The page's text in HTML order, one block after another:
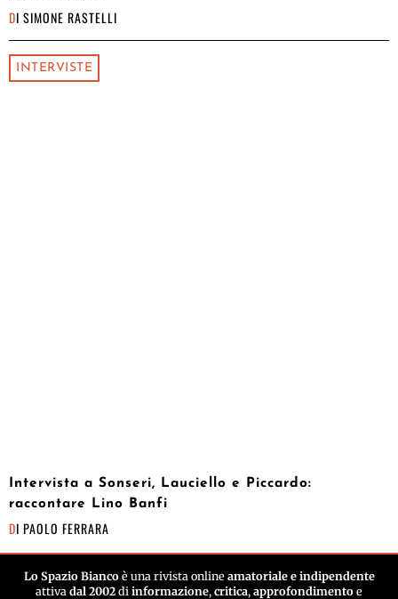
DI SIMONE RASTELLI
INTERVISTE
Intervista a Sonseri, Lauciello e Piccardo:
raccontare Lino Banfi
DI PAOLO FERRARA
Lo Spazio Biancoè una rivista online amatoriale e indipendente
attiva dal 2002 di informazione, critica, approfondimento e